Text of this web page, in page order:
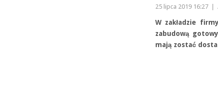
25 lipca 2019 16:27
W zakładzie
zabudową
mają zostać